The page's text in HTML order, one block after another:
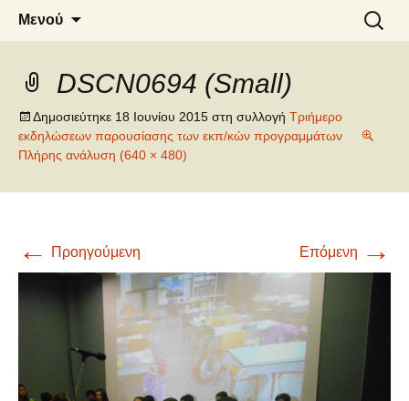
6o ΔΗΜΟΤΙΚΟ ΣΧΟΛΕΙΟ
ΝΑΟΥΣΑΣ
Μενού
για:
DSCN0694 (Small)
Δημοσιεύτηκε 18 Ιουνίου 2015 στη συλλογή Τριήμερο
εκδηλώσεων παρουσίασης των εκπ/κών προγραμμάτων
Πλήρης ανάλυση (640 × 480)
← Προηγούμενη Επόμενη →